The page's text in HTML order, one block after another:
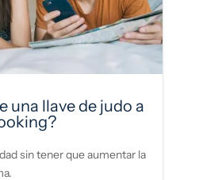
una llave de judo a
sin tener que aumentar la